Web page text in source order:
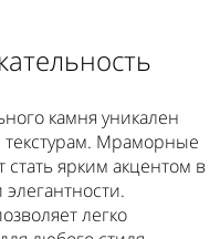
камня уникален
Мраморные
ярким акцентом в
легко